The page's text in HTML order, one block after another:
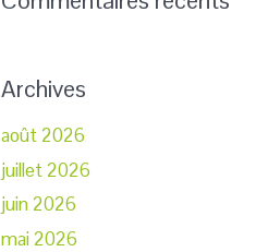
Archives
août 2026
juillet 2026
juin 2026
mai 2026